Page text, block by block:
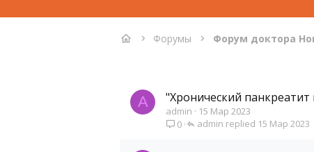
Форумы Форум доктора
A "Хронический панкреатит
admin
15 Мар 2023
0
15 Мар 2023
admin